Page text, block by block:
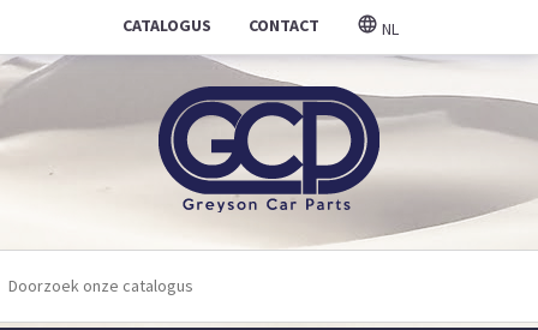
CATALOGUS CONTACT NL